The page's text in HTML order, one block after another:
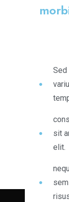
Sed
sit
elit.